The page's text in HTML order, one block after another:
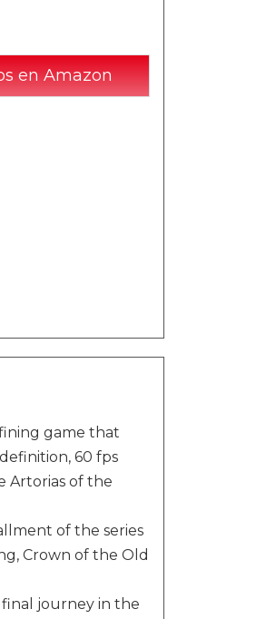
en Amazon
game that
60 fps
Artorias of the
of the series
Crown of the Old
final journey in the